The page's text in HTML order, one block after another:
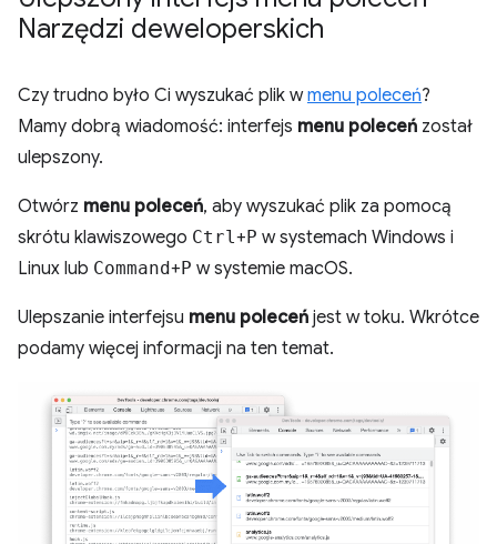
Narzędzi deweloperskich
Czy trudno było Ci wyszukać plik wmenu poleceń?
Mamy dobrą wiadomość: interfejs menu poleceń został
ulepszony.
Otwórz menu poleceń, aby wyszukać plik za pomocą
skrótu klawiszowego Ctrl +P w systemach Windows i
Linux lub Command+P w systemie macOS.
Ulepszanie interfejsu menu poleceń jest w toku. Wkrótce
podamy więcej informacji na ten temat.